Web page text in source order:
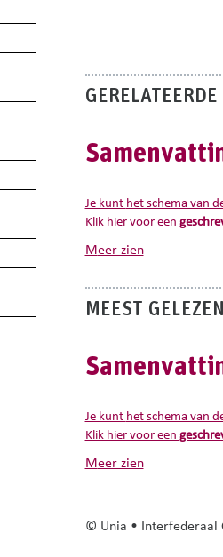
Je kunt het schema van
Klik hier voor een
meer zien
MEEST
Je kunt het schema van
Klik hier voor een
meer zien
© Unia • Interfederaal